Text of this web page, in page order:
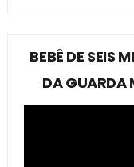
BEBÊ DE SEIS
DA GUARDA